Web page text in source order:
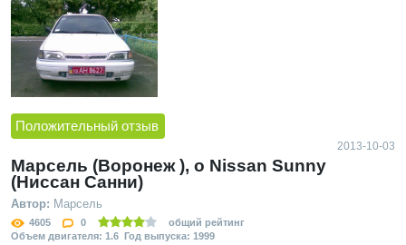
Положительный отзыв
2013-10-03
Марсель (Воронеж ), о Nissan Sunny
(Ниссан Санни)
Автор: Марсель
4605 0
общий рейтинг
Объем двигателя: 1.6 Год выпуска: 1999